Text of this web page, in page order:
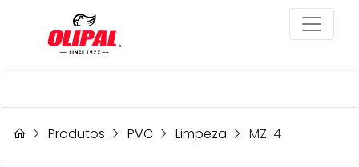
Acabamento Perfeito
Produtos PVC Limpeza MZ-4